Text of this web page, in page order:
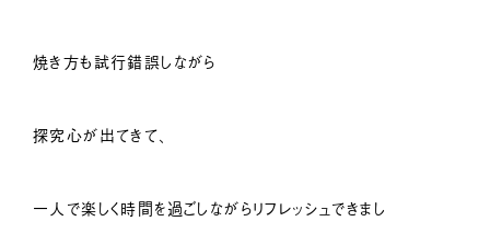
焼き方も試行錯誤しながら
探究心が出てきて、
一人で楽しく時間を過ごしながらリフレッシュできまし